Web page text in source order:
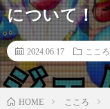
について！
2024.06.17 こころ
HOME こころ